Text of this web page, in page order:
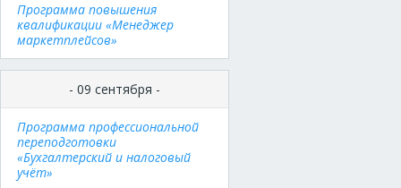
Программа повышения
квалификации «Менеджер
маркетплейсов»
- 09 сентября -
Программа профессиональной
переподготовки
«Бухгалтерский и налоговый
учёт»